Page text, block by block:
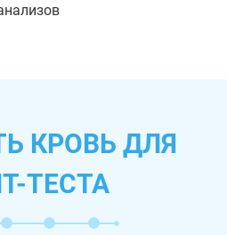
КРОВЬ ДЛЯ
ТЕСТА